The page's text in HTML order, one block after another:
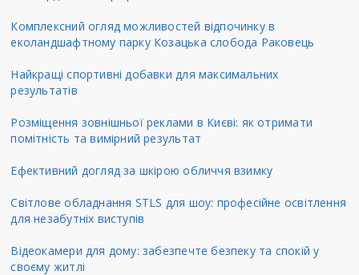
Комплексний огляд можливостей відпочинку в
еколандшафтному парку Козацька слобода Раковець
Найкращі спортивні добавки для максимальних
результатів
Розміщення зовнішньої реклами в Києві: як отримати
помітність та вимірний результат
Ефективний догляд за шкірою обличчя взимку
Світлове обладнання STLS для шоу: професійне освітлення
для незабутніх виступів
Відеокамери для дому: забезпечте безпеку та спокій у
своєму житлі